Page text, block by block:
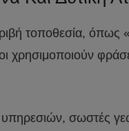
τοποθεσία,
χρησιμοποιούν
υπηρεσιών,